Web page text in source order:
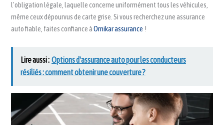
l’obligation légale, laquelle concerne uniformément tous les véhicules,
même ceux dépourvus de carte grise. Si vous recherchez une assurance
auto fiable, faites confiance àOrnikar assurance !
Lire aussi : Options d'assurance auto pour les conducteurs
résiliés : comment obtenir une couverture ?